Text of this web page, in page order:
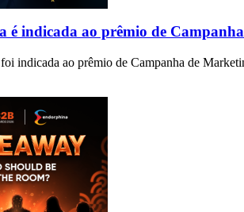
é indicada ao prêmio de
indicada ao prêmio de Campanha de